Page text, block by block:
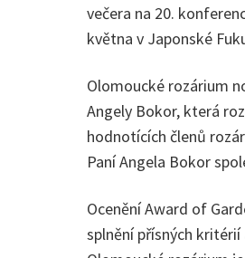
večera na 20.
května v Japonské
Olomoucké rozárium
Angely Bokor, která
hodnotících členů
Paní Angela Bokor
Ocenění Award of
splnění přísných